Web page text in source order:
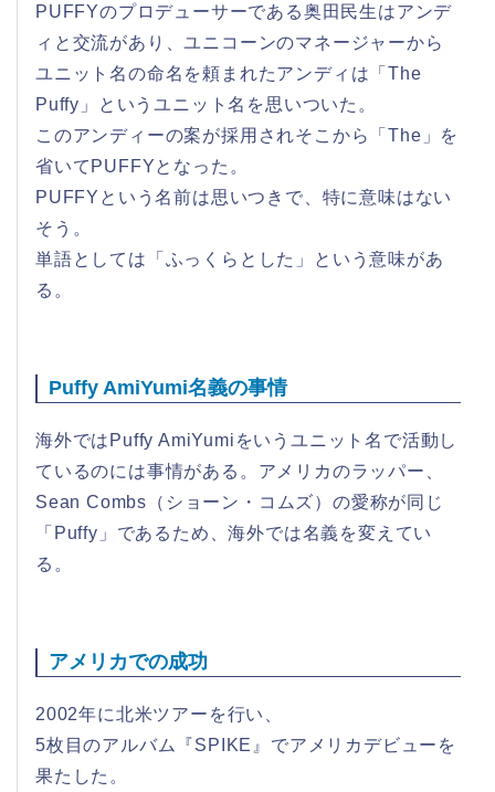
PUFFYのプロデューサーである奥田民生はアンデ
ィと交流があり、ユニコーンのマネージャーから
ユニット名の命名を頼まれたアンディは「The
Puffy」というユニット名を思いついた。
このアンディーの案が採用されそこから「The」を
省いてPUFFYとなった。
PUFFYという名前は思いつきで、特に意味はない
そう。
単語としては「ふっくらとした」という意味があ
る。
Puffy AmiYumi名義の事情
海外ではPuffy AmiYumiをいうユニット名で活動し
ているのには事情がある。アメリカのラッパー、
Sean Combs（ショーン・コムズ）の愛称が同じ
「Puffy」であるため、海外では名義を変えてい
る。
アメリカでの成功
2002年に北米ツアーを行い、
5枚目のアルバム『SPIKE』でアメリカデビューを
果たした。